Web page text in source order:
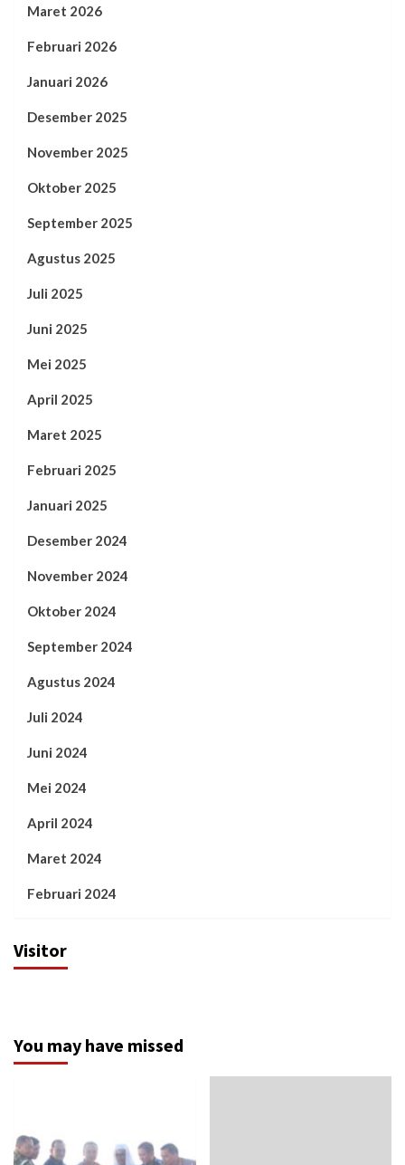
Maret 2026
Februari 2026
Januari 2026
Desember 2025
November 2025
Oktober 2025
September 2025
Agustus 2025
Juli 2025
Juni 2025
Mei 2025
April 2025
Maret 2025
Februari 2025
Januari 2025
Desember 2024
November 2024
Oktober 2024
September 2024
Agustus 2024
Juli 2024
Juni 2024
Mei 2024
April 2024
Maret 2024
Februari 2024
Visitor
You may have missed